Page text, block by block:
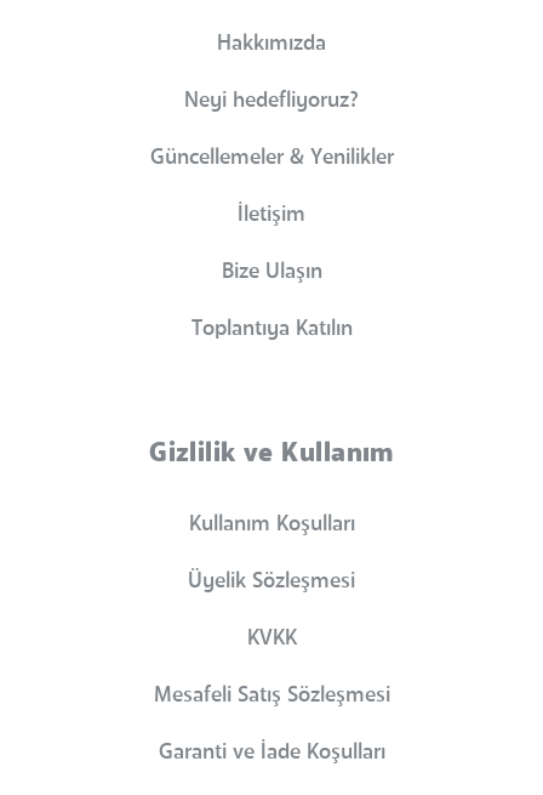
Hakkımızda
Neyi hedefliyoruz?
Güncellemeler & Yenilikler
İletişim
Bize Ulaşın
Toplantıya Katılın
Gizlilik ve Kullanım
Kullanım Koşulları
Üyelik Sözleşmesi
KVKK
Mesafeli Satış Sözleşmesi
Garanti ve İade Koşulları